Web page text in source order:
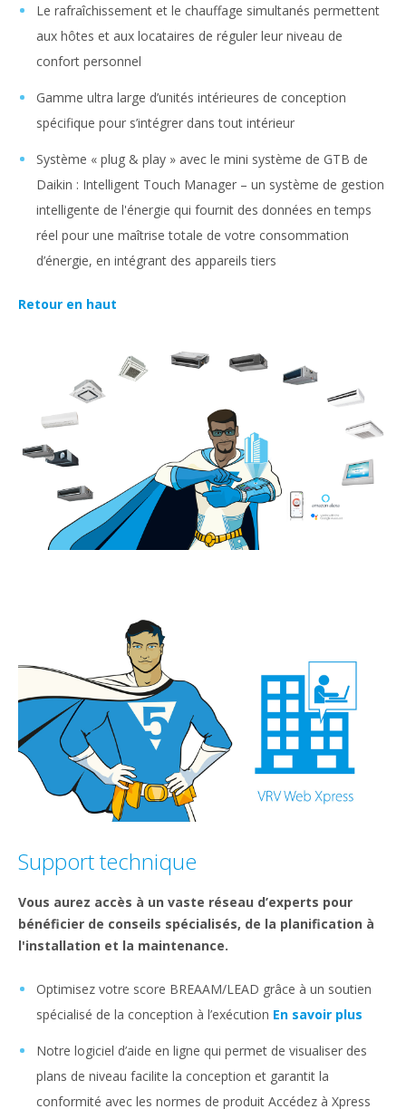
Le rafraîchissement et le chauffage simultanés permettent
aux hôtes et aux locataires de réguler leur niveau de
confort personnel
Gamme ultra large d’unités intérieures de conception
spécifique pour s’intégrer dans tout intérieur
Système « plug & play » avec le mini système de GTB de
Daikin : Intelligent Touch Manager – un système de gestion
intelligente de l'énergie qui fournit des données en temps
réel pour une maîtrise totale de votre consommation
d’énergie, en intégrant des appareils tiers
Retour en haut
Support technique
Vous aurez accès à un vaste réseau d’experts pour
bénéficier de conseils spécialisés, de la planification à
l'installation et la maintenance.
Optimisez votre score BREAAM/LEAD grâce à un soutien
spécialisé de la conception à l’exécution En savoir plus
Notre logiciel d’aide en ligne qui permet de visualiser des
plans de niveau facilite la conception et garantit la
conformité avec les normes de produit Accédez à Xpress